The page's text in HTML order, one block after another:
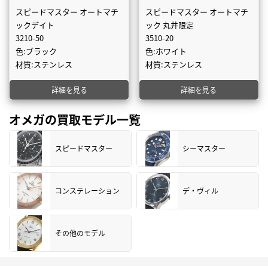
スピードマスター オートマチ
ックデイト
3210-50
色:ブラック
材質:ステンレス
詳細を見る
スピードマスター オートマチ
ック 丸井限定
3510-20
色:ホワイト
材質:ステンレス
詳細を見る
オメガの買取モデル一覧
スピードマスター シーマスター
コンステレーション デ・ヴィル
その他のモデル